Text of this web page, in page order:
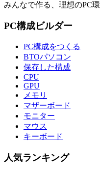
みんなで作る、理想のPC
PC構成ビルダー
PC構成をつくる
BTOパソコン
保存した構成
CPU
GPU
メモリ
マザーボード
モニター
マウス
キーボード
人気ランキング